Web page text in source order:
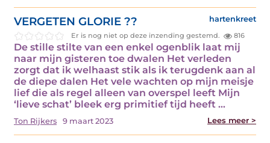
VERGETEN GLORIE ?? hartenkreet
Er is nog niet op deze inzending gestemd. 816
De stille stilte van een enkel ogenblik laat mij
naar mijn gisteren toe dwalen Het verleden
zorgt dat ik welhaast stik als ik terugdenk aan al
de diepe dalen Het vele wachten op mijn meisje
lief die als regel alleen van overspel leeft Mijn
‘lieve schat’ bleek erg primitief tijd heeft ...
Ton Rijkers 9 maart 2023 Lees meer >